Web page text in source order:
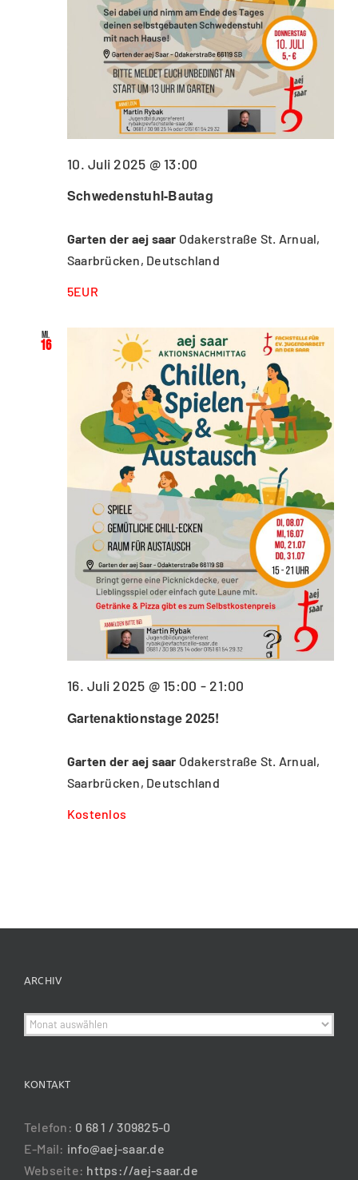
Schwedenstuhl-Bautag
10. Juli 2025 @ 13:00
Garten der aej saar Odakerstraße St. Arnual,
Saarbrücken, Deutschland
5EUR
Mi.
16
Gartenaktionstage 2025!
16. Juli 2025 @ 15:00 - 21:00
Garten der aej saar Odakerstraße St. Arnual,
Saarbrücken, Deutschland
Kostenlos
ARCHIV
Archiv
KONTAKT
Telefon: 0 68 1 / 309825-0
E-Mail: info@aej-saar.de
Webseite: https://aej-saar.de